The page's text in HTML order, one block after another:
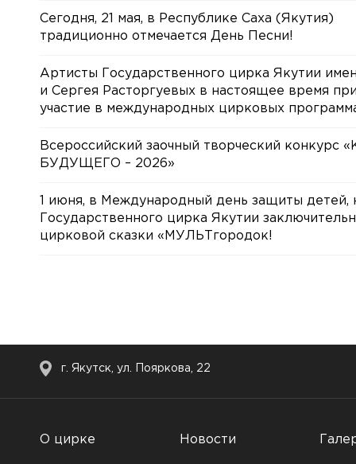
Сегодня, 21 мая, в Республике Саха (Якутия)
традиционно отмечается День Песни!
Артисты Государственного цирка Якутии
и Сергея Расторгуевых в настоящее время
участие в международных цирковых
Всероссийский заочный творческий конкурс
БУДУЩЕГО – 2026»
1 июня, в Международный день защиты детей,
Государственного цирка Якутии
цирковой сказки «МУЛЬТгородок!
г. Якутск, ул. Пояркова, 22
О цирке Новости